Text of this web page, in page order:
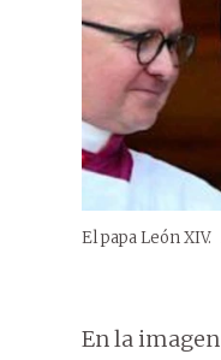
El papa León XIV.
En la